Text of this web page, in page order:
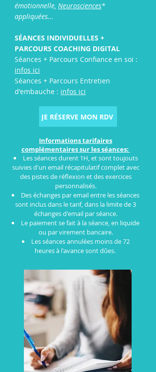
émotionnelle, Neurosciences*
appliquées...
SÉANCES INDIVIDUELLES +
PARCOURS COACHING DIGITAL
Séances + Parcours Confiance en soi :
infos ici
Séances + Parcours Entretien
d'embauche : infos ici
JE RÉSERVE MON RDV
Informations tarifaires
complémentaires sur les séances:
Les séances durent 1H, et sont toujouts
suivies d'un email récapitulatif complet avec
des pistes de réflexion et des exercices
personnalisés.
Des échanges par email entre les séances
sont inclus dans le tarif, dans la limite de 3
échanges d'email par séance.
Le paiement se fait à la séance, en liquide
ou par virement bancaire.
Les séances annulées moins de 72
heures à l'avance sont dûes.